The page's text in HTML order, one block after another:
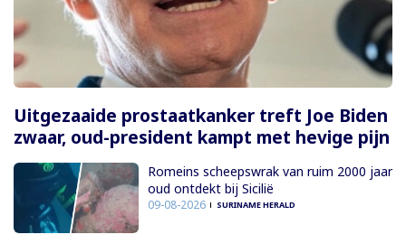
Uitgezaaide prostaatkanker treft Joe Biden
zwaar, oud-president kampt met hevige pijn
Romeins scheepswrak van ruim 2000 jaar
oud ontdekt bij Sicilië
09-08-2026 SURINAME HERALD